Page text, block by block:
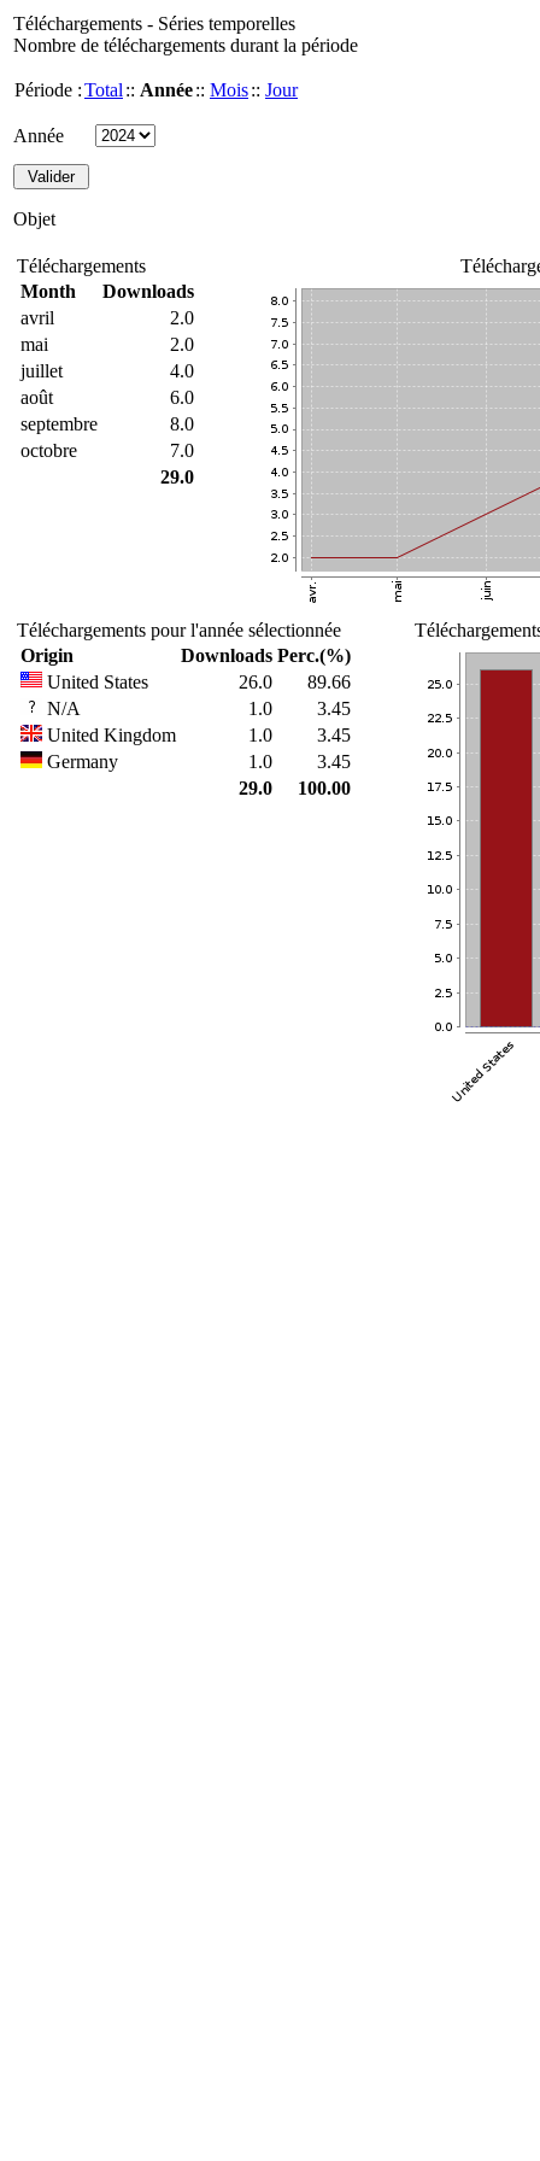
Téléchargements - Séries temporelles
Nombre de téléchargements durant la période
Période :Total :: Année:: Mois:: Jour
Année
Objet
Téléchargements
Month
Downloads
avril
2.0
mai
2.0
juillet
4.0
août
6.0
septembre
8.0
octobre
7.0
29.0
Téléchargements pour l'année sélectionnée
Origin
Downloads Perc.(%)
United States
26.0
89.66
N/A
1.0
3.45
United Kingdom
1.0
3.45
Germany
1.0
3.45
29.0
100.00